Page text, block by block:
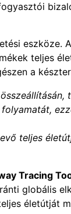
eszköze.
teljes
a
teljes
Tracing
globális
életútját